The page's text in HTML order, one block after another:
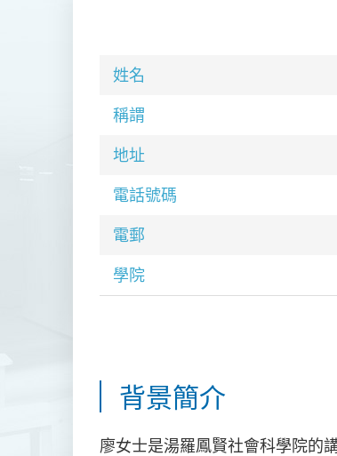
姓名
稱謂
地址
電話號碼
電郵
學院
背景簡介
廖女士是湯羅鳳賢社會科學院的